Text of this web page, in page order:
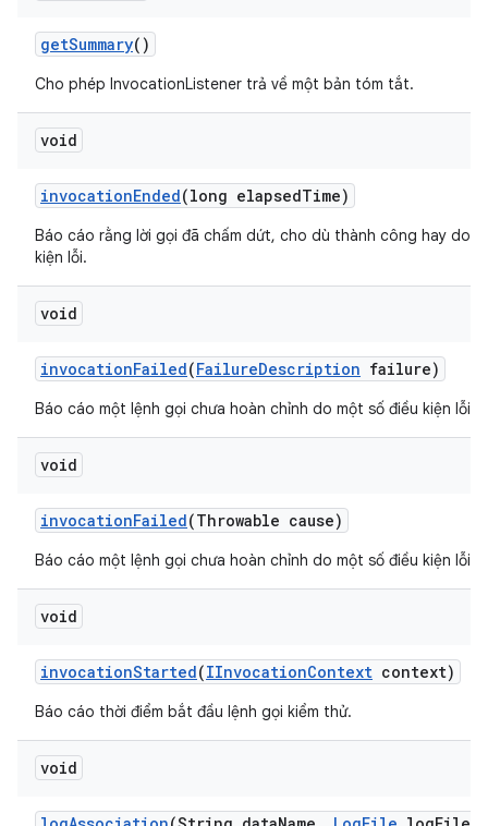
getSummary()
Cho phép InvocationListener trả về một bản tóm tắt.
void
invocationEnded(long elapsedTime)
Báo cáo rằng lời gọi đã chấm dứt, cho dù thành công hay do
kiện lỗi.
void
invocationFailed(FailureDescription failure)
Báo cáo một lệnh gọi chưa hoàn chỉnh do một số điều kiện lỗi.
void
invocationFailed(Throwable cause)
Báo cáo một lệnh gọi chưa hoàn chỉnh do một số điều kiện lỗi.
void
invocationStarted(IInvocationContext context)
Báo cáo thời điểm bắt đầu lệnh gọi kiểm thử.
void